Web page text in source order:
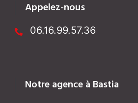
Appelez-nous
06.16.99.57.36
Notre agence à Bastia